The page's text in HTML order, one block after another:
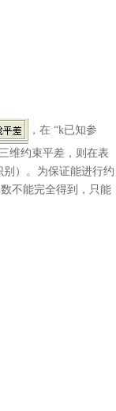
，在 “k已知参
维约束平差，则在表
）。为保证能进行约
不能完全得到，只能